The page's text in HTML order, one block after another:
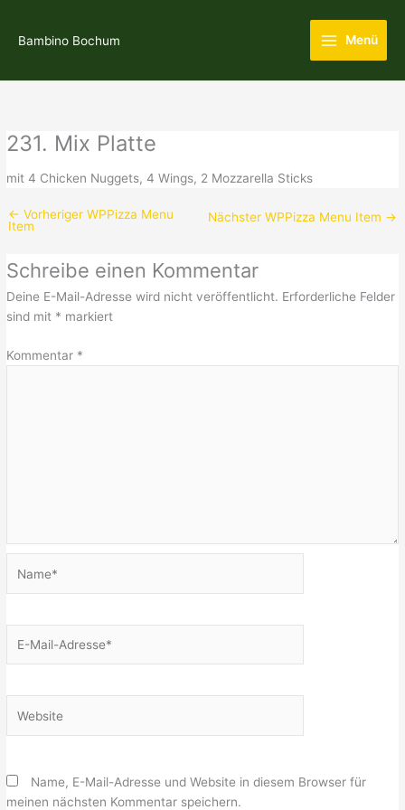
springen
Bambino Bochum
Main
Menu
Menü
231. Mix Platte
mit 4 Chicken Nuggets, 4 Wings, 2 Mozzarella Sticks
← Vorheriger WPPizza Menu
Item
Nächster WPPizza Menu Item →
Schreibe einen Kommentar
Deine E-Mail-Adresse wird nicht veröffentlicht. Erforderliche Felder
sind mit * markiert
Kommentar *
Mail-
Name, E-Mail-Adresse und Website in diesem Browser für
meinen nächsten Kommentar speichern.